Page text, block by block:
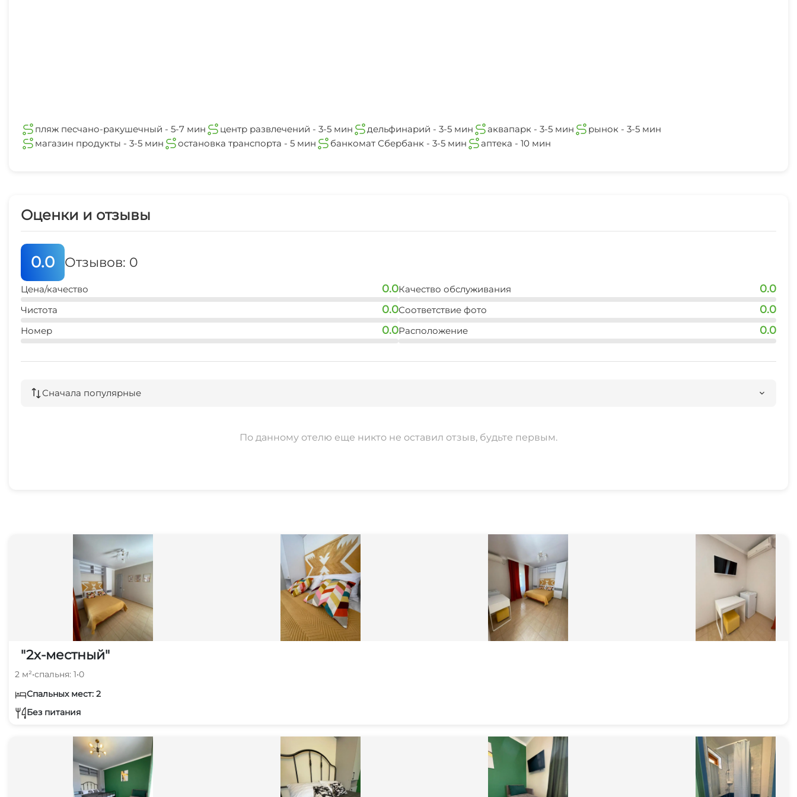
пляж песчано-ракушечный - 5-7 мин центр развлечений - 3-5 мин дельфинарий - 3-5 мин аквапарк - 3-5 мин
рынок - 3-5 мин
магазин продукты - 3-5 мин
остановка транспорта - 5 мин банкомат Сбербанк - 3-5 мин аптека - 10 мин
Оценки и отзывы
0.0 Отзывов: 0
Цена/качество 0.0
Чистота 0.0
Номер 0.0
Качество обслуживания 0.0
Соответствие фото 0.0
Расположение 0.0
Сначала популярные
По данному отелю еще никто не оставил отзыв, будьте первым.
"2х-местный"
2 м²•спальня: 1•0
Спальных мест: 2
Без питания